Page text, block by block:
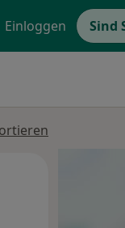
Einloggen Sind